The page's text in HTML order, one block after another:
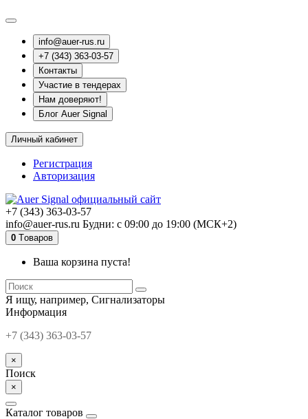
info@auer-rus.ru
+7 (343) 363-03-57
Контакты
Участие в тендерах
Нам доверяют!
Блог Auer Signal
Личный кабинет
Регистрация
Авторизация
+7 (343) 363-03-57
info@auer-rus.ru Будни: с 09:00 до 19:00 (МСК+2)
0 Tоваров
Ваша корзина пуста!
Я ищу, например, Сигнализаторы
Информация
+7 (343) 363-03-57
×
Поиск
×
Каталог товаров